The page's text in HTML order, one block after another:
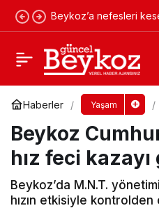
Beykoz’a nefesleri
Haberler Yaşam
Beykoz
hız feci
Beykoz’da M.N.T.
hızın etkisiyle
Beykoz plajları
Yorum Yap Paylaş